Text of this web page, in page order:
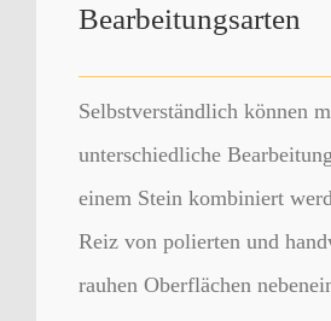
Bearbeitungsarten
Selbstverständlich können
unterschiedliche
einem Stein kombiniert
Reiz von polierten und
rauhen Oberflächen